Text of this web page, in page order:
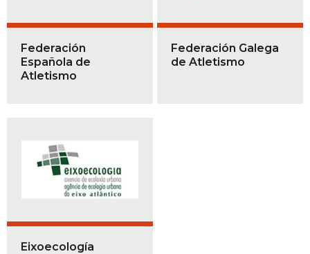
Federación
Española de
Atletismo
Federación Galega
de Atletismo
Eixoecología